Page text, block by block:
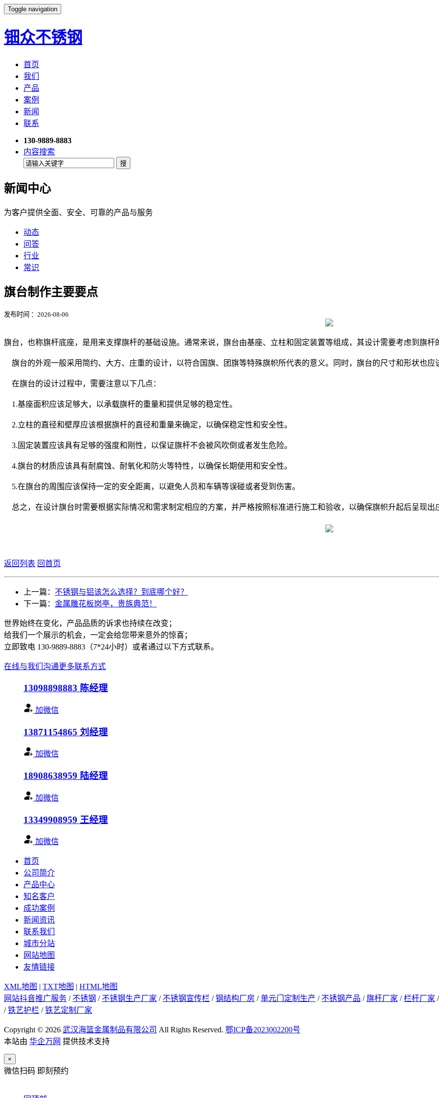
Toggle navigation
钿众不锈钢
首页
我们
产品
案例
新闻
联系
130-9889-8883
内容搜索
新闻中心
为客户提供全面、安全、可靠的产品与服务
动态
问答
行业
常识
旗台制作主要要点
发布时间 ：2026-08-06
旗台，也称旗杆底座，是用来支撑旗杆的基础设施。通常来说，旗台由基座、立柱和固定装置等组成，其设计需要考虑到旗杆
旗台的外观一般采用简约、大方、庄重的设计，以符合国旗、团旗等特殊旗帜所代表的意义。同时，旗台的尺寸和形状也应
在旗台的设计过程中，需要注意以下几点：
1.基座面积应该足够大，以承载旗杆的重量和提供足够的稳定性。
2.立柱的直径和壁厚应该根据旗杆的直径和重量来确定，以确保稳定性和安全性。
3.固定装置应该具有足够的强度和刚性，以保证旗杆不会被风吹倒或者发生危险。
4.旗台的材质应该具有耐腐蚀、耐氧化和防火等特性，以确保长期使用和安全性。
5.在旗台的周围应该保持一定的安全距离，以避免人员和车辆等误碰或者受到伤害。
总之，在设计旗台时需要根据实际情况和需求制定相应的方案，并严格按照标准进行施工和验收，以确保旗帜升起后呈现出
返回列表 回首页
上一篇： 不锈钢与铝该怎么选择？到底哪个好？
下一篇： 金属雕花板岗亭，贵族典范！
世界始终在变化，产品品质的诉求也持续在改变；
给我们一个展示的机会，一定会给您带来意外的惊喜；
立即致电 130-9889-8883（7*24小时）或者通过以下方式联系。
在线与我们沟通更多联系方式
13098898883 陈经理
加微信
13871154865 刘经理
加微信
18908638959 陆经理
加微信
13349908959 王经理
加微信
首页
公司简介
产品中心
知名客户
成功案例
新闻资讯
联系我们
城市分站
网站地图
友情链接
XML地图 | TXT地图 | HTML地图
网站抖音推广服务 / 不锈钢 / 不锈钢生产厂家 / 不锈钢宣传栏 /钢结构厂房 /单元门定制生产 / 不锈钢产品 /旗杆厂家 /栏杆厂家 /
/铁艺护栏 /铁艺定制厂家
Copyright © 2026 武汉海篮金属制品有限公司 All Rights Reserved. 鄂ICP备2023002200号
本站由 华企万网 提供技术支持
×
微信扫码 即刻预约